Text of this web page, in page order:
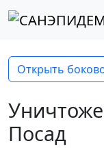
Перейти к
Перейти к футеру
Посад
Открыть